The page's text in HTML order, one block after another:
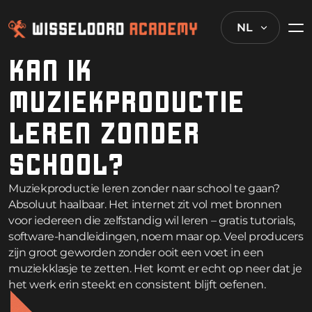
NL
KAN IK
MUZIEKPRODUCTIE
LEREN ZONDER
SCHOOL?
Muziekproductie leren zonder naar school te gaan?
Absoluut haalbaar. Het internet zit vol met bronnen
voor iedereen die zelfstandig wil leren – gratis tutorials,
software-handleidingen, noem maar op. Veel producers
zijn groot geworden zonder ooit een voet in een
muziekklasje te zetten. Het komt er echt op neer dat je
het werk erin steekt en consistent blijft oefenen.